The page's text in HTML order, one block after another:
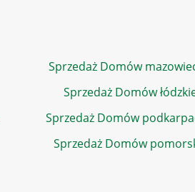
Sprzedaż Domów
Sprzedaż Domów
Sprzedaż Domów
Sprzedaż Domów